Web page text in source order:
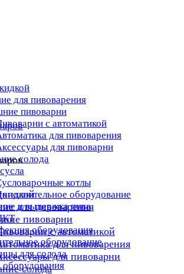
для пивоварения
пивоварни
с автоматикой
для пивоварения
для пивоварни
солода
котлы
оборудование
и выдержка пива
оборудования
оборудование
для солода
для пивоварения
пивоварни
с автоматикой
для пивоварения
для пивоварни
солода